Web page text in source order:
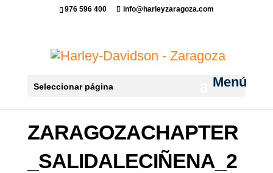
976 596 400 info@harleyzaragoza.com
Seleccionar página
ZARAGOZACHAPTER
_SALIDALECIÑENA_2